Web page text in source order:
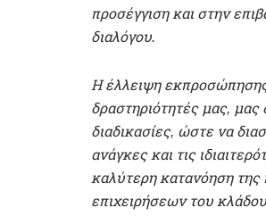
προσέγγιση και στην
διαλόγου.
Η έλλειψη
δραστηριότητές μας, μας
διαδικασίες, ώστε να
ανάγκες και τις
καλύτερη κατανόηση
επιχειρήσεων του